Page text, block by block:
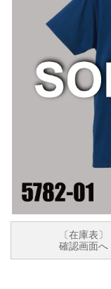
〔在庫表〕
確認画面へ